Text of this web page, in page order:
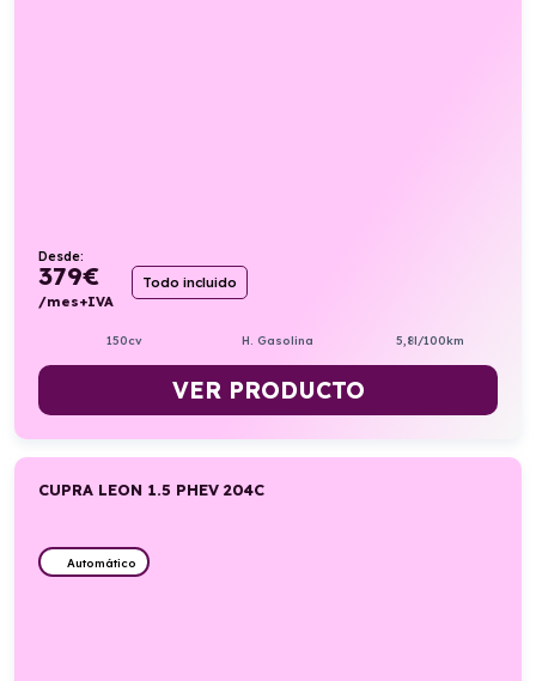
Desde:
379€
/mes+IVA
Todo incluido
150cv H. Gasolina 5,8l/100km
VER PRODUCTO
CUPRA LEON 1.5 PHEV 204C
Automático